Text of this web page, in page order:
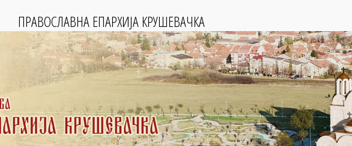
ПРАВОСЛАВНА ЕПАРХИЈА КРУШЕВАЧКА